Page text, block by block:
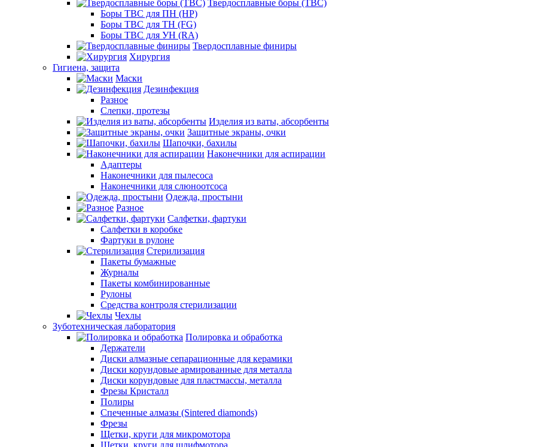
Твердосплавные боры (ТВС)
Боры ТВС для ПН (HP)
Боры ТВС для ТН (FG)
Боры ТВС для УН (RA)
Твердосплавные финиры
Хирургия
Гигиена, защита
Маски
Дезинфекция
Разное
Слепки, протезы
Изделия из ваты, абсорбенты
Защитные экраны, очки
Шапочки, бахилы
Наконечники для аспирации
Адаптеры
Наконечники для пылесоса
Наконечники для слюноотсоса
Одежда, простыни
Разное
Салфетки, фартуки
Салфетки в коробке
Фартуки в рулоне
Стерилизация
Пакеты бумажные
Журналы
Пакеты комбинированные
Рулоны
Средства контроля стерилизации
Чехлы
Зуботехническая лаборатория
Полировка и обработка
Держатели
Диски алмазные сепарационные для керамики
Диски корундовые армированные для металла
Диски корундовые для пластмассы, металла
Фрезы Кристалл
Полиры
Спеченные алмазы (Sintered diamonds)
Фрезы
Щетки, круги для микромотора
Щетки, круги для шлифмотора